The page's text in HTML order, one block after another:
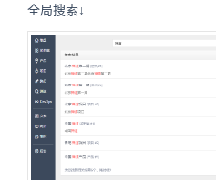
全局搜索↓